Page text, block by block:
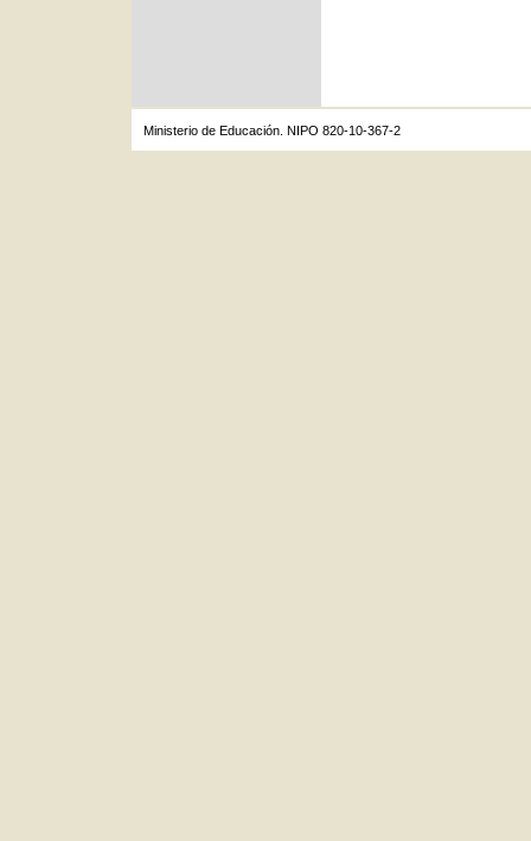
Ministerio de Educación. NIPO 820-10-367-2